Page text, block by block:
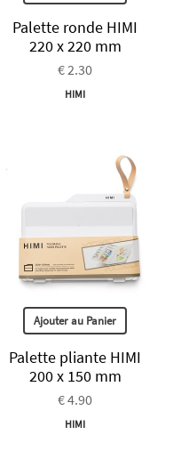
Palette ronde HIMI
220 x 220 mm
€ 2.30
HIMI
Ajouter au Panier
Palette pliante HIMI
200 x 150 mm
€ 4.90
HIMI